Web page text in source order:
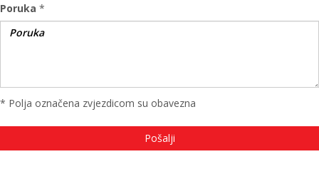
Poruka *
* Polja označena zvjezdicom su obavezna